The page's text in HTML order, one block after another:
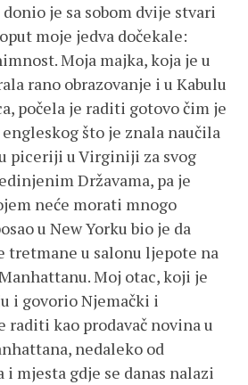
je sa sobom dvije stvari
moje jedva dočekale:
Moja majka, koja je u
rano obrazovanje i u Kabulu
počela je raditi gotovo čim je
što je znala naučila
piceriji u Virginiji za svog
Državama, pa je
neće morati mnogo
u New Yorku bio je da
tretmane u salonu ljepote na
Moj otac, koji je
i govorio Njemački i
raditi kao prodavač novina u
nedaleko od
mjesta gdje se danas nalazi